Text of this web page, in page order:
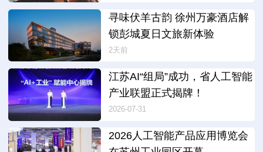
寻味伏羊古韵 徐州万豪酒店解
锁彭城夏日文旅新体验
2天前
江苏AI“组局”成功，省人工智能
产业联盟正式揭牌！
2026-07-31
2026人工智能产品应用博览会